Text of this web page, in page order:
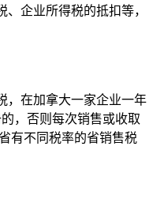
企业所得税的抵扣等，
，在加拿大一家企业一年
，否则每次销售或收取
有不同税率的省销售税